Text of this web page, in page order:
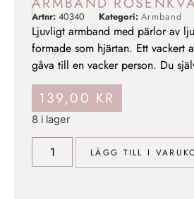
Artnr: 40340 Kategori: Armband
Ljuvligt armband med pärlor av
formade som hjärtan. Ett vackert
gåva till en vacker person. Du
139,00 KR
8 i lager
LÄGG TILL I